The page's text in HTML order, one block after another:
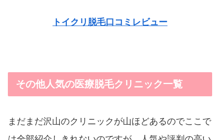
トイクリ脱毛口コミレビュー
その他人気の医療脱毛クリニック一覧
まだまだ沢山のクリニックが山ほどあるのでここで